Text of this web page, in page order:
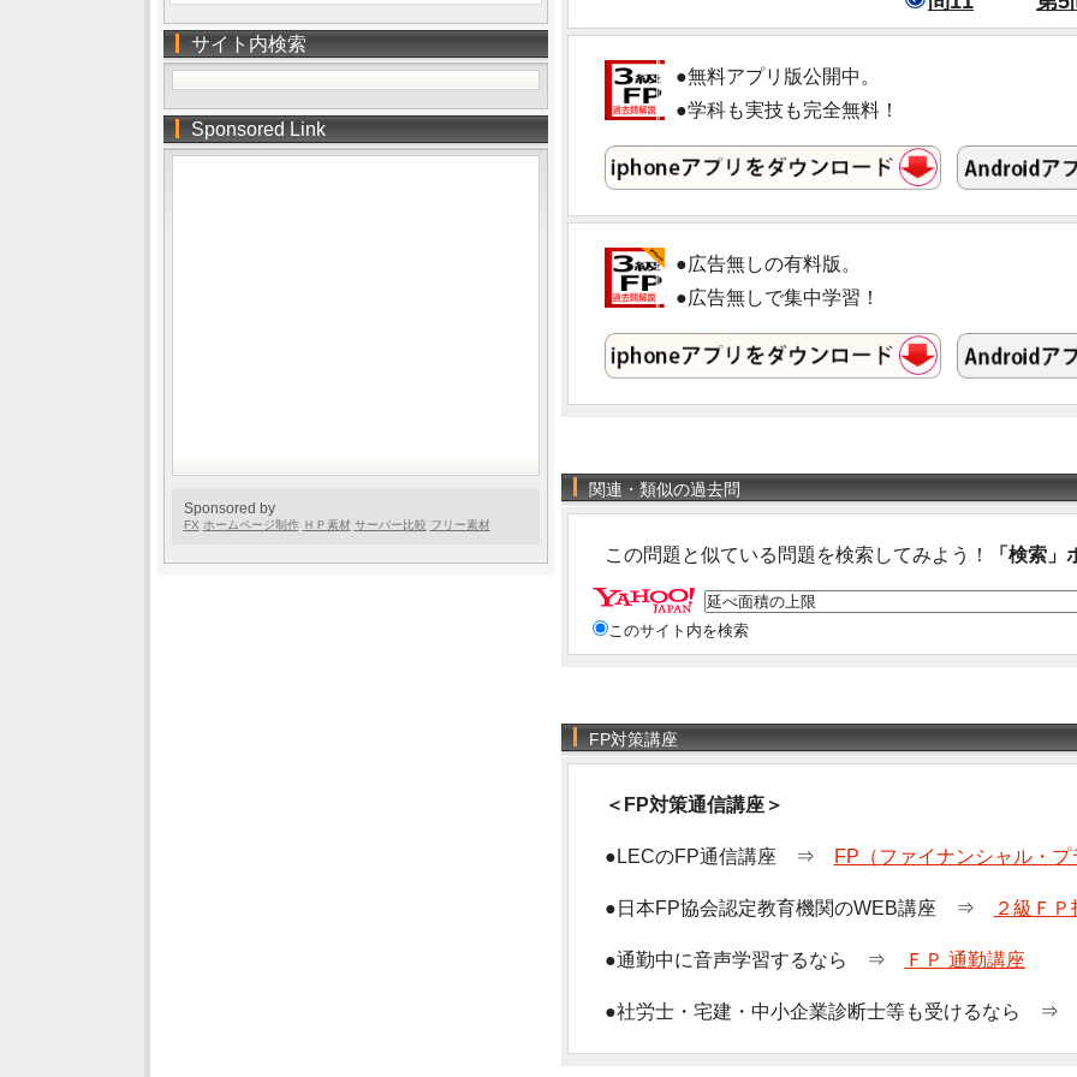
●無料アプリ版公開中。
●学科も実技も完全無料！
●広告無しの有料版。
●広告無しで集中学習！
関連・類似の過去問
この問題と似ている問題を検索してみよう！ 「検索
このサイト内を検索
FP対策講座
＜FP対策通信講座＞
●LECのFP通信講座 ⇒ FP（ファイナンシャル・
●日本FP協会認定教育機関のWEB講座 ⇒ ２級ＦＰ
●通勤中に音声学習するなら ⇒ ＦＰ 通勤講座
●社労士・宅建・中小企業診断士等も受けるなら ⇒
サイト内検索
Sponsored Link
Sponsored by
FX ホームページ制作 ＨＰ素材 サーバー比較 フリー素材